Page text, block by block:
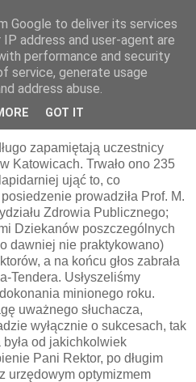
CZERWCA 2011
zapamiętają uczestnicy
Katowicach. Trwało ono 235
ująć to, co
prowadziła Prof. M.
Zdrowia Publicznego;
Dziekanów poszczególnych
dawniej nie praktykowano)
a na końcu głos zabrała
Tendera. Usłyszeliśmy
minionego roku.
uważnego słuchacza,
wyłącznie o sukcesach, tak
od jakichkolwiek
Pani Rektor, po długim
urzędowym optymizmem
Google to deliver its services
address and user-agent are
performance and security
service, generate usage
address abuse.
GOT IT